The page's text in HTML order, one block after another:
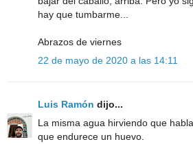
hay que tumbarme...
Abrazos de viernes
22 de mayo de 2020 a las 14:11
Luis Ramón dijo...
La misma agua hirviendo que
que endurece un huevo.